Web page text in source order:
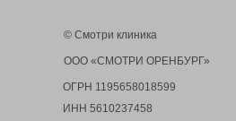
ООО «СМОТРИ ОРЕНБУРГ»
© Смотри клиника
ОГРН 1195658018599
ИНН 5610237458